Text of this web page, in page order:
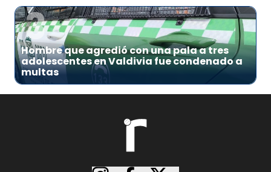
3
Hombre que agredió con una pala a tres
adolescentes en Valdivia fue condenado a
multas